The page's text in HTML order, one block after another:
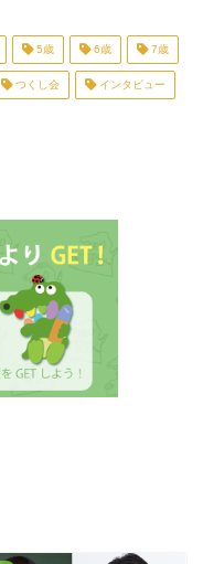
5歳 6歳 7歳
つくし会 インタビュー